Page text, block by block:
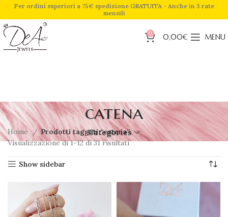
Per ordini superiori a 75€ spedizione GRATUITA - Anche in 3 rate
mensili
0 0,00€ MENU
catena
Categories
Home
Prodotti taggati “catena”
Visualizzazione di 1-12 di 31 risultati
Show sidebar